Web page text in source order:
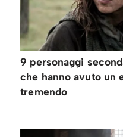
9 personaggi
che hanno avuto un
tremendo